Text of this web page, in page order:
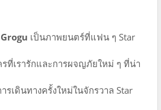
เป็นภาพยนตร์ที่แฟน ๆ Star
ที่เรารักและการผจญภัยใหม่ ๆ ที่น่า
รเดินทางครั้งใหม่ในจักรวาล Star